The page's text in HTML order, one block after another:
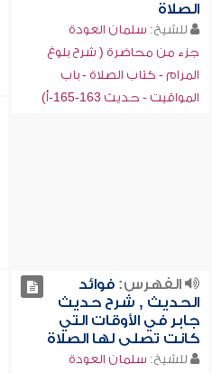
الصلاة
للشيخ: سلمان العودة
جزء من محاضرة ( شرح بلوغ
المرام - كتاب الصلاة - باب
المواقيت - حديث 163-165-أ)
الفهرس:فوائد
الحديث , شرح حديث
جابر في الأوقات التي
كانت تصلى لها الصلاة
للشيخ: سلمان العودة